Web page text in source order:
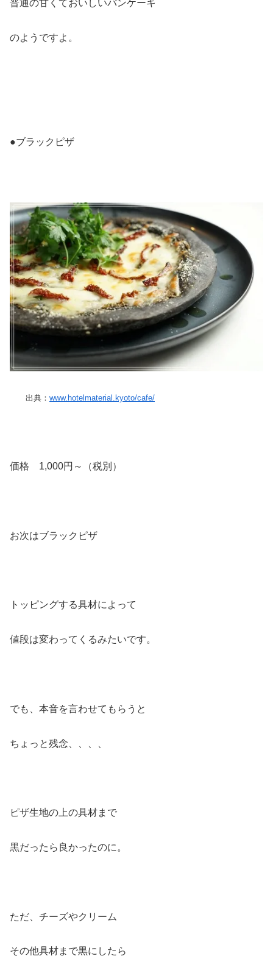
普通の甘くておいしいパンケーキ
のようですよ。
●ブラックピザ
出典： www.hotelmaterial.kyoto/cafe/
価格 1,000円～（税別）
お次はブラックピザ
トッピングする具材によって
値段は変わってくるみたいです。
でも、本音を言わせてもらうと
ちょっと残念、、、、
ピザ生地の上の具材まで
黒だったら良かったのに。
ただ、チーズやクリーム
その他具材まで黒にしたら